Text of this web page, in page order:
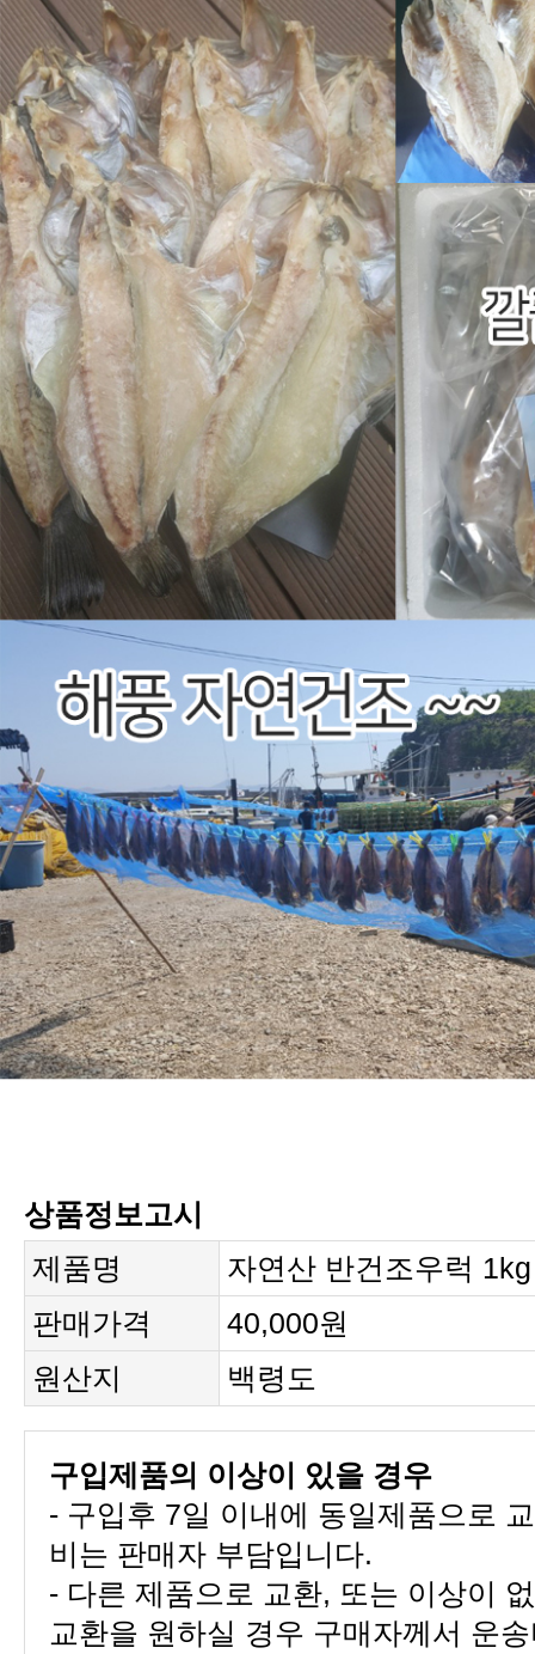
상품정보고시
제품명
자연산 반건조우럭 1kg
판매가격
40,000원
원산지
백령도
구입제품의 이상이 있을 경우
비는 판매자 부담입니다.
교환을 원하실 경우 구매자께서 운